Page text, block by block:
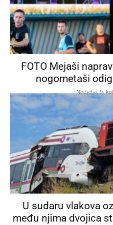
FOTO Mejaši
nogometaši
Nedjelja, 9.
U sudaru vlakova
među njima dvojica